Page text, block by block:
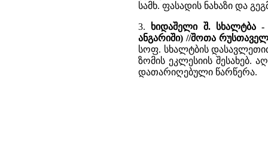
სამხ. ფასადის ნახაზი და
3. ხიდაშელი შ. სხალტბა
ანგარიში) //შოთა
სოფ. სხალტბის
ზომის ეკლესიის შესახებ.
დათარიღებული წარწერა.